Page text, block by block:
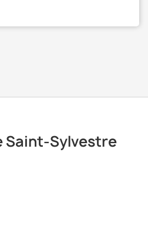
Saint-Sylvestre